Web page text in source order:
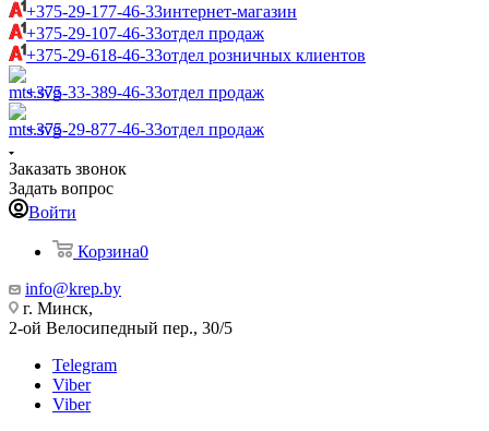
+375-29-177-46-33интернет-магазин
+375-29-107-46-33отдел продаж
+375-29-618-46-33отдел розничных клиентов
+375-33-389-46-33отдел продаж
+375-29-877-46-33отдел продаж
Заказать звонок
Задать вопрос
Войти
Корзина0
info@krep.by
г. Минск,
2-ой Велосипедный пер., 30/5
Telegram
Viber
Viber